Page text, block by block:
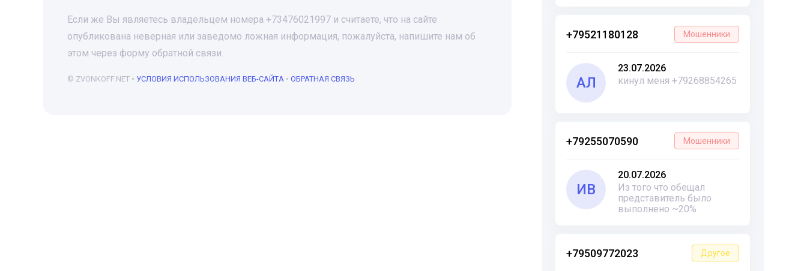
+79521180128 Мошенники
АЛ
23.07.2026
кинул меня +79268854265
+79255070590 Мошенники
ИВ
20.07.2026
Из того что обещал
представитель было
выполнено ~20%
+79509772023 Другое
Если же Вы являетесь владельцем номера +73476021997 и считаете, что на сайте
опубликована неверная или заведомо ложная информация, пожалуйста, напишите нам об
этом через форму обратной связи.
© ZVONKOFF.NET • УСЛОВИЯ ИСПОЛЬЗОВАНИЯ ВЕБ-САЙТА • ОБРАТНАЯ СВЯЗЬ